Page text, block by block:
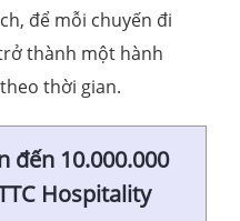
để mỗi chuyến đi
thành một hành
thời gian.
đến 10.000.000
Hospitality